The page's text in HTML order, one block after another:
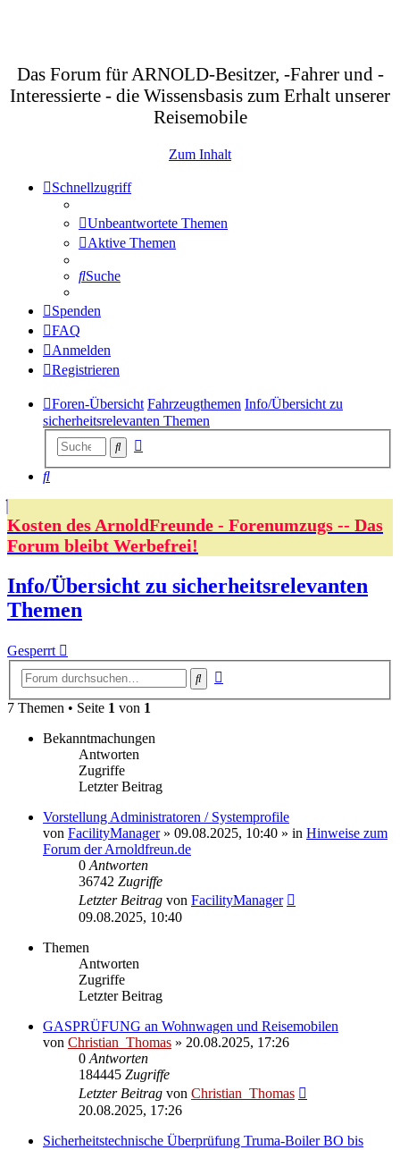
Das Forum für ARNOLD-Besitzer, -Fahrer und -
Interessierte - die Wissensbasis zum Erhalt unserer
Reisemobile
Zum Inhalt
Schnellzugriff
Unbeantwortete Themen
Aktive Themen
Suche
Spenden
FAQ
Anmelden
Registrieren
Foren-Übersicht Fahrzeugthemen Info/Übersicht zu
sicherheitsrelevanten Themen
Suche
Suche
Kosten des ArnoldFreunde - Forenumzugs -- Das
Forum bleibt Werbefrei!
Info/Übersicht zu sicherheitsrelevanten
Themen
Gesperrt
Suche
7 Themen • Seite 1 von 1
Bekanntmachungen
Antworten
Zugriffe
Letzter Beitrag
Vorstellung Administratoren / Systemprofile
von FacilityManager» 09.08.2025, 10:40 » in Hinweise zum
Forum der Arnoldfreun.de
0 Antworten
36742 Zugriffe
Letzter Beitrag von FacilityManager
09.08.2025, 10:40
Themen
Antworten
Zugriffe
Letzter Beitrag
GASPRÜFUNG an Wohnwagen und Reisemobilen
von Christian_Thomas » 20.08.2025, 17:26
0 Antworten
184445 Zugriffe
Letzter Beitrag von Christian_Thomas
20.08.2025, 17:26
Sicherheitstechnische Überprüfung Truma-Boiler BO bis